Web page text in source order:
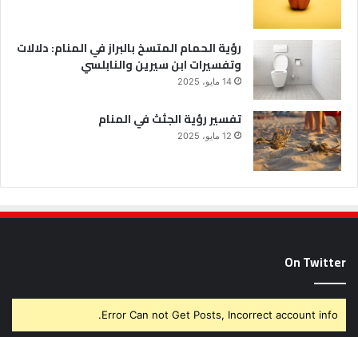
رؤية الحمام المتسخ بالبراز في المنام: دلالات
وتفسيرات ابن سيرين والنابلسي
14 مايو، 2025
تفسير رؤية الجثث في المنام
12 مايو، 2025
On Twitter
Error Can not Get Posts, Incorrect account info.